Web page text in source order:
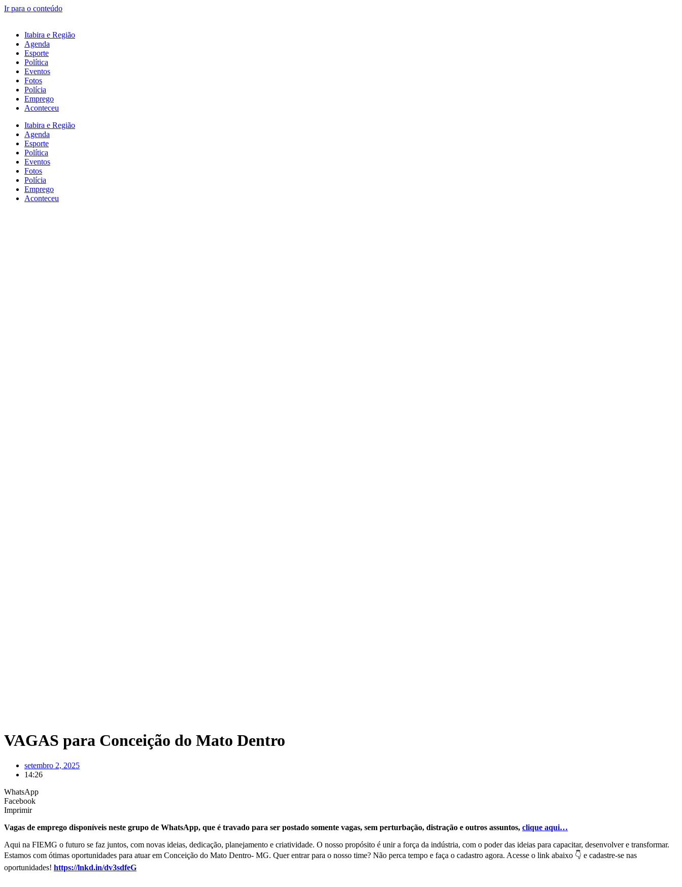
Ir para o conteúdo
Itabira e Região
Agenda
Esporte
Política
Eventos
Fotos
Polícia
Emprego
Aconteceu
Itabira e Região
Agenda
Esporte
Política
Eventos
Fotos
Polícia
Emprego
Aconteceu
VAGAS para Conceição do Mato Dentro
setembro 2, 2025
14:26
WhatsApp
Facebook
Imprimir
Vagas de emprego disponíveis neste grupo de WhatsApp, que é travado para ser postado somente vagas, sem perturbação, distração e outros assuntos, clique aqui…
Aqui na FIEMG o futuro se faz juntos, com novas ideias, dedicação, planejamento e criatividade. O nosso propósito é unir a força da indústria, com o poder das ideias para capacitar, desenvolver e transformar.
Estamos com ótimas oportunidades para atuar em Conceição do Mato Dentro- MG. Quer entrar para o nosso time? Não perca tempo e faça o cadastro agora. Acesse o link abaixo 👇 e cadastre-se nas
oportunidades! https://lnkd.in/dv3sdfeG